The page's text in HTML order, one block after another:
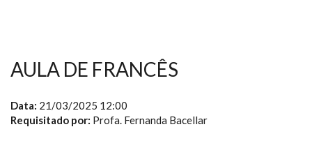
AULA DE FRANCÊS
Data: 21/03/2025 12:00
Requisitado por: Profa. Fernanda Bacellar